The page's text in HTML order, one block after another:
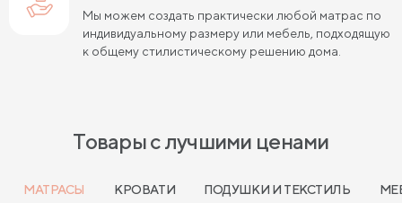
Мы можем создать практически любой матрас по
индивидуальному размеру или мебель, подходящую
к общему стилистическому решению дома.
Товары с лучшими ценами
МАТРАСЫ КРОВАТИ ПОДУШКИ И ТЕКСТИЛЬ